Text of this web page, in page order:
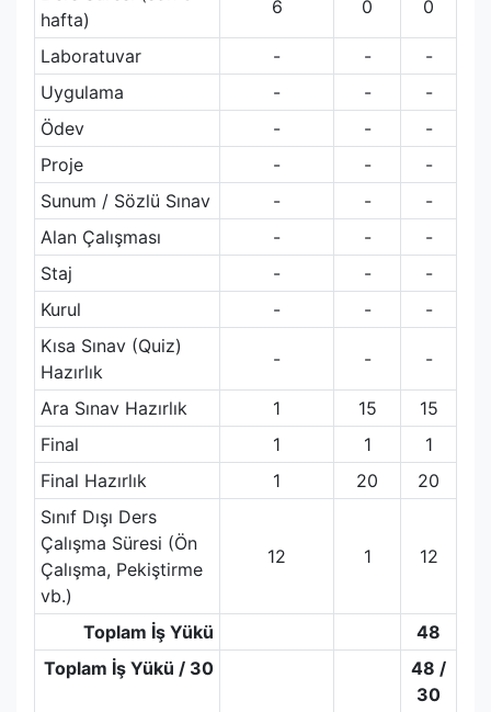
hafta)
6 0 0
Laboratuvar - -
-
Uygulama
- -
-
Ödev
- -
-
Proje
- -
-
Sunum / Sözlü Sınav
- -
-
Alan Çalışması
- -
-
Staj
- -
-
Kurul
- -
-
Kısa Sınav (Quiz)
Hazırlık
- - -
Ara Sınav Hazırlık 1 15
15
Final
1 1
1
Final Hazırlık
1 20
20
Sınıf Dışı Ders
Çalışma Süresi (Ön
Çalışma, Pekiştirme
vb.)
12 1 12
Toplam İş Yükü
48
Toplam İş Yükü / 30
48 /
30